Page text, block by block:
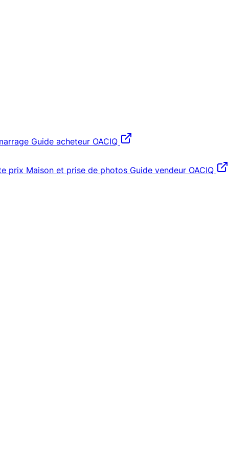
Guide acheteur OACIQ
prix Maison et prise de photos Guide vendeur OACIQ